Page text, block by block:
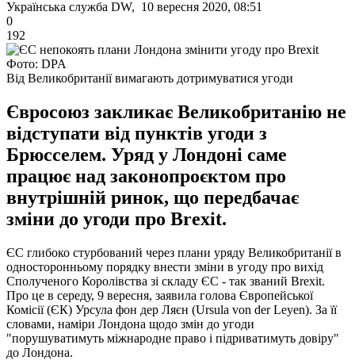
Українська служба DW, 10 вересня 2020, 08:51
0
192
Фото: DPA
Від Великобританії вимагають дотримуватися угоди
Євросоюз закликає Великобританію не
відступати від пунктів угоди з
Брюсселем. Уряд у Лондоні саме
працює над законопроєктом про
внутрішній ринок, що передбачає
зміни до угоди про Brexit.
ЄС глибоко стурбований через плани уряду Великобританії в
односторонньому порядку внести зміни в угоду про вихід
Сполученого Королівства зі складу ЄС - так званий Brexit.
Про це в середу, 9 вересня, заявила голова Європейської
Комісії (ЄК) Урсула фон дер Ляєн (Ursula von der Leyen). За її
словами, наміри Лондона щодо змін до угоди
"порушуватимуть міжнародне право і підриватимуть довіру"
до Лондона.